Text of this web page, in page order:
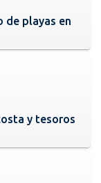
de playas en
y tesoros